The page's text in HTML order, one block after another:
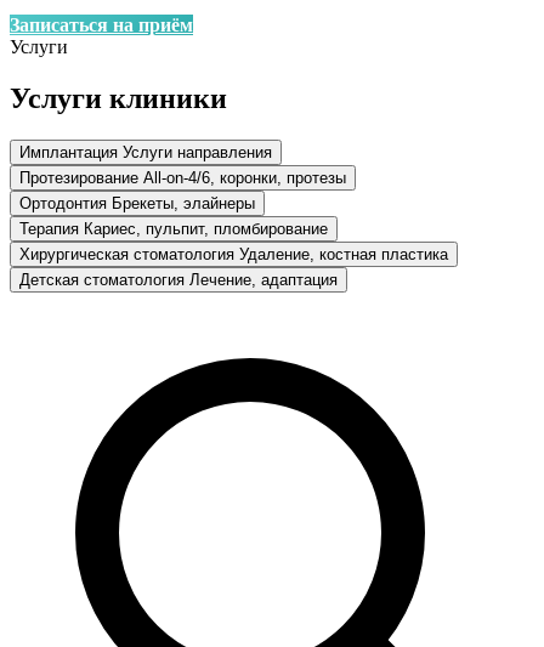
Записаться на приём
Услуги
Услуги клиники
Имплантация Услуги направления
Протезирование All-on-4/6, коронки, протезы
Ортодонтия Брекеты, элайнеры
Терапия Кариес, пульпит, пломбирование
Хирургическая стоматология Удаление, костная пластика
Детская стоматология Лечение, адаптация